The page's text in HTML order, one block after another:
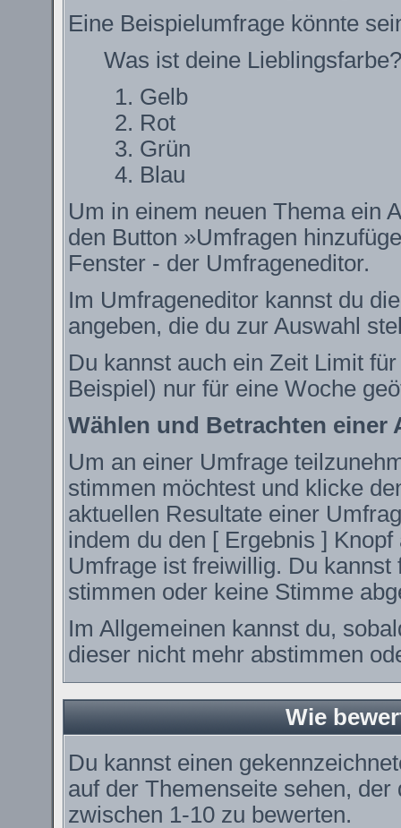
Eine Beispielumfrage könnte
Was ist deine Lieblingsfarbe?
Gelb
Rot
Grün
Blau
Um in einem neuen Thema ein
den Button »Umfragen
Fenster - der Umfrageneditor.
Im Umfrageneditor kannst du
angeben, die du zur Auswahl
Du kannst auch ein Zeit Limit
Beispiel) nur für eine Woche
Wählen und Betrachten einer
Um an einer Umfrage
stimmen möchtest und klicke
aktuellen Resultate einer
indem du den [ Ergebnis ]
Umfrage ist freiwillig. Du
stimmen oder keine Stimme
Im Allgemeinen kannst du,
dieser nicht mehr abstimmen
Wie
Du kannst einen
auf der Themenseite sehen,
zwischen 1-10 zu bewerten.